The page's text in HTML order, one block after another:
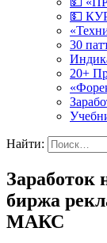
💵
30
20+
Найти:
Заработок
биржа
МАКС